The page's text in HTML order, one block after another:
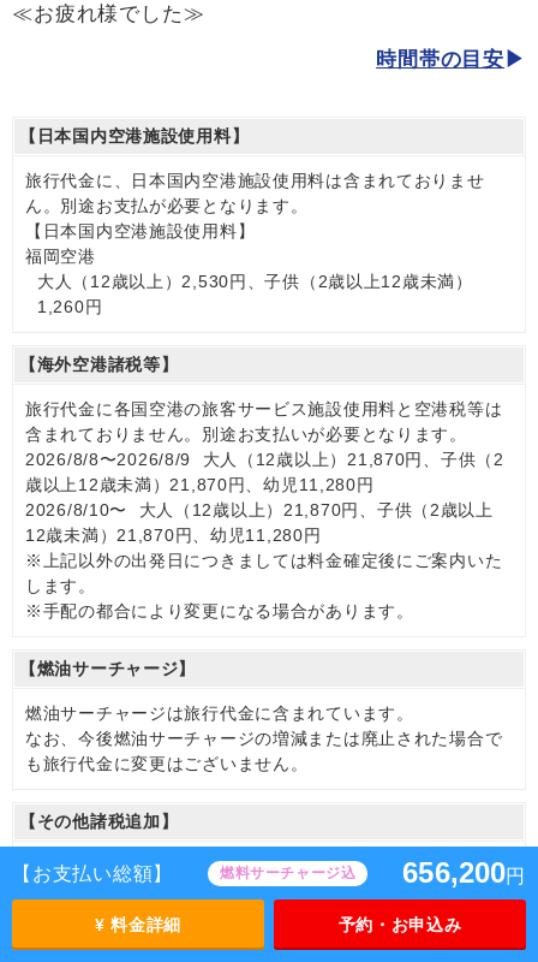
【お支払い総額】 燃料サーチャージ込 656,200円
¥ 料金詳細 予約・お申込み
≪お疲れ様でした≫
時間帯の目安
【日本国内空港施設使用料】
旅行代金に、日本国内空港施設使用料は含まれておりませ
ん。別途お支払が必要となります。
【日本国内空港施設使用料】
福岡空港
大人（12歳以上）2,530円、子供（2歳以上12歳未満）
1,260円
【海外空港諸税等】
旅行代金に各国空港の旅客サービス施設使用料と空港税等は
含まれておりません。別途お支払いが必要となります。
2026/8/8〜2026/8/9 大人（12歳以上）21,870円、子供（2
歳以上12歳未満）21,870円、幼児11,280円
2026/8/10〜 大人（12歳以上）21,870円、子供（2歳以上
12歳未満）21,870円、幼児11,280円
※上記以外の出発日につきましては料金確定後にご案内いた
します。
※手配の都合により変更になる場合があります。
【燃油サーチャージ】
燃油サーチャージは旅行代金に含まれています。
なお、今後燃油サーチャージの増減または廃止された場合で
も旅行代金に変更はございません。
【その他諸税追加】
旅行代金に以下の料金は含まれておりません。別途お支払い
航空保険特別料金